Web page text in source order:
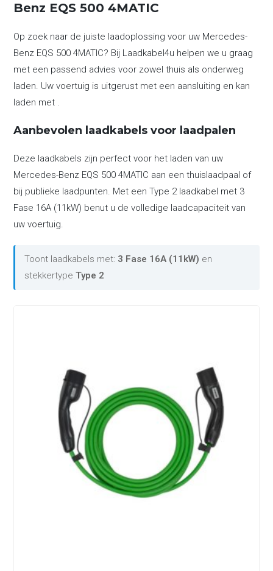
Benz EQS 500 4MATIC
Op zoek naar de juiste laadoplossing voor uw Mercedes-
Benz EQS 500 4MATIC? Bij Laadkabel4u helpen we u graag
met een passend advies voor zowel thuis als onderweg
laden. Uw voertuig is uitgerust met een aansluiting en kan
laden met .
Aanbevolen laadkabels voor laadpalen
Deze laadkabels zijn perfect voor het laden van uw
Mercedes-Benz EQS 500 4MATIC aan een thuislaadpaal of
bij publieke laadpunten. Met een Type 2 laadkabel met 3
Fase 16A (11kW) benut u de volledige laadcapaciteit van
uw voertuig.
Toont laadkabels met: 3 Fase 16A (11kW) en
stekkertypeType 2